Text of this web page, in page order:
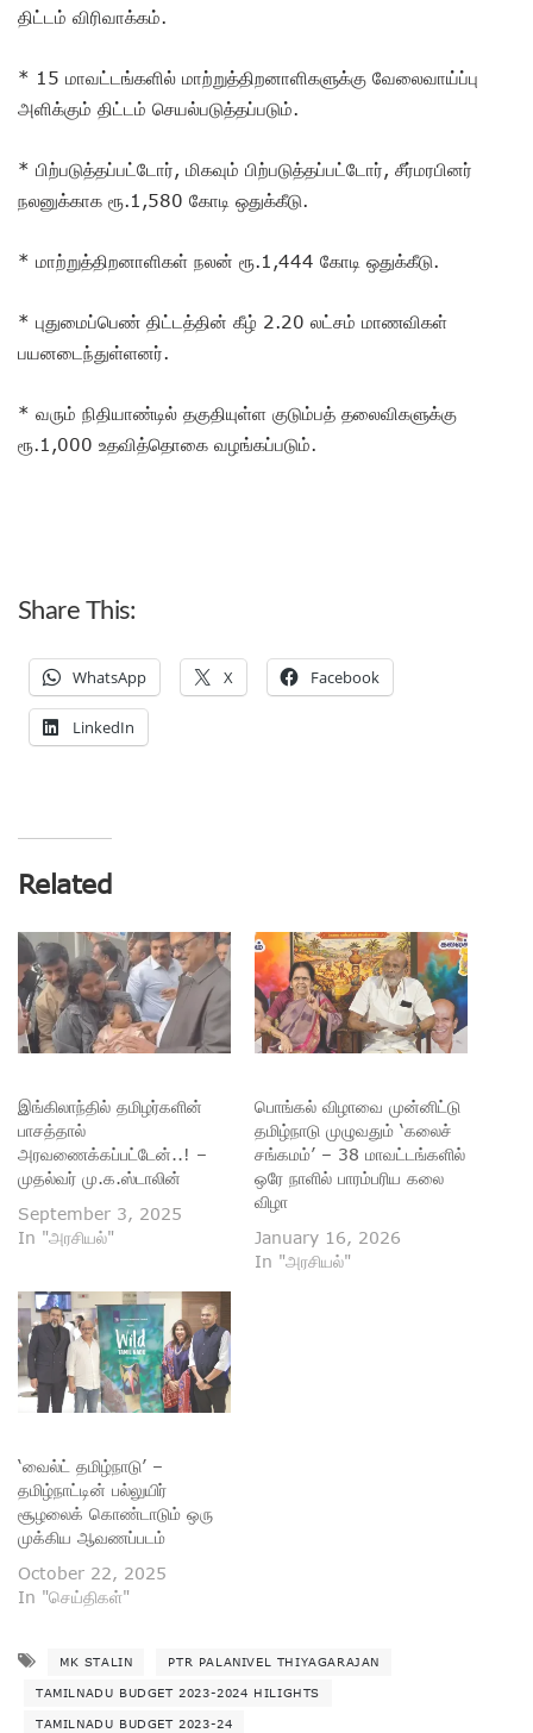
திட்டம் விரிவாக்கம்.
* 15 மாவட்டங்களில் மாற்றுத்திறனாளிகளுக்கு வேலைவாய்ப்பு
அளிக்கும் திட்டம் செயல்படுத்தப்படும்.
* பிற்படுத்தப்பட்டோர், மிகவும் பிற்படுத்தப்பட்டோர், சீர்மரபினர்
நலனுக்காக ரூ.1,580 கோடி ஒதுக்கீடு.
* மாற்றுத்திறனாளிகள் நலன் ரூ.1,444 கோடி ஒதுக்கீடு.
* புதுமைப்பெண் திட்டத்தின் கீழ் 2.20 லட்சம் மாணவிகள்
பயனடைந்துள்ளனர்.
* வரும் நிதியாண்டில் தகுதியுள்ள குடும்பத் தலைவிகளுக்கு
ரூ.1,000 உதவித்தொகை வழங்கப்படும்.
Share This:
WhatsApp X Facebook
LinkedIn
Related
இங்கிலாந்தில் தமிழர்களின்
பாசத்தால்
அரவணைக்கப்பட்டேன்..! –
முதல்வர் மு.க.ஸ்டாலின்
September 3, 2025
In "அரசியல்"
பொங்கல் விழாவை முன்னிட்டு
தமிழ்நாடு முழுவதும் ‘கலைச்
சங்கமம்’ – 38 மாவட்டங்களில்
ஒரே நாளில் பாரம்பரிய கலை
விழா
January 16, 2026
In "அரசியல்"
‘வைல்ட் தமிழ்நாடு’ –
தமிழ்நாட்டின் பல்லுயிர்
சூழலைக் கொண்டாடும் ஒரு
முக்கிய ஆவணப்படம்
October 22, 2025
In "செய்திகள்"
MK STALIN PTR PALANIVEL THIYAGARAJAN
TAMILNADU BUDGET 2023-2024 HILIGHTS
TAMILNADU BUDGET 2023-24